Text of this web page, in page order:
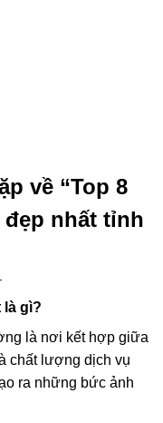
về “Top 8
nhất tỉnh
là gì?
là nơi kết hợp giữa
chất lượng dịch vụ
ra những bức ảnh